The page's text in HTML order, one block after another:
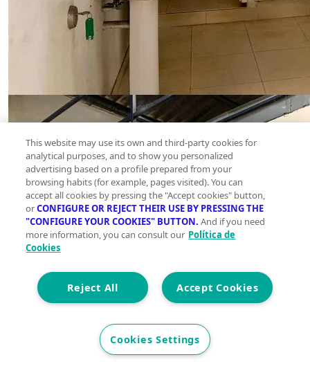
This website may use its own and third-party cookies for
analytical purposes, and to show you personalized
advertising based on a profile prepared from your
browsing habits (for example, pages visited). You can
accept all cookies by pressing the "Accept cookies" button,
orCONFIGURE OR REJECT THEIR USE BY PRESSING THE
"CONFIGURE YOUR COOKIES" BUTTON. And if you need
more information, you can consult our Política de
Cookies
Accept Cookies
Reject All
Cookies Settings